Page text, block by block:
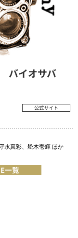
バイオサバ
公式サイト
永真彩、舩木壱輝 ほか
一覧